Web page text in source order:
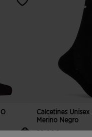
Calcetines Unisex
Merino Negro